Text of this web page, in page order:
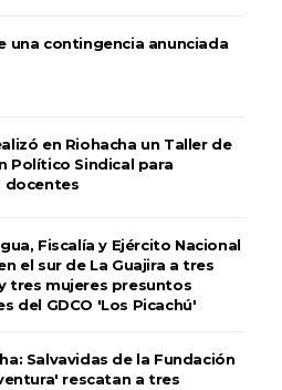
una contingencia anunciada
en Riohacha un Taller de
Político Sindical para
docentes
Fiscalía y Ejército Nacional
el sur de La Guajira a tres
tres mujeres presuntos
del GDCO 'Los Picachú'
Salvavidas de la Fundación
rescatan a tres